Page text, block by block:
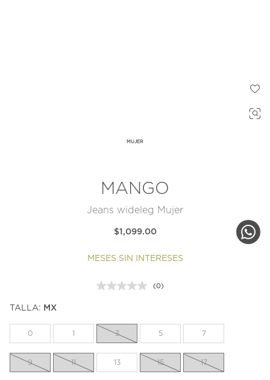
MUJER
MANGO
Jeans wideleg Mujer
$1,099.00
MESES SIN INTERESES
Sin
la
misma
(0)
TALLA: MX
0 1 3 5 7
9 11 13 15 17